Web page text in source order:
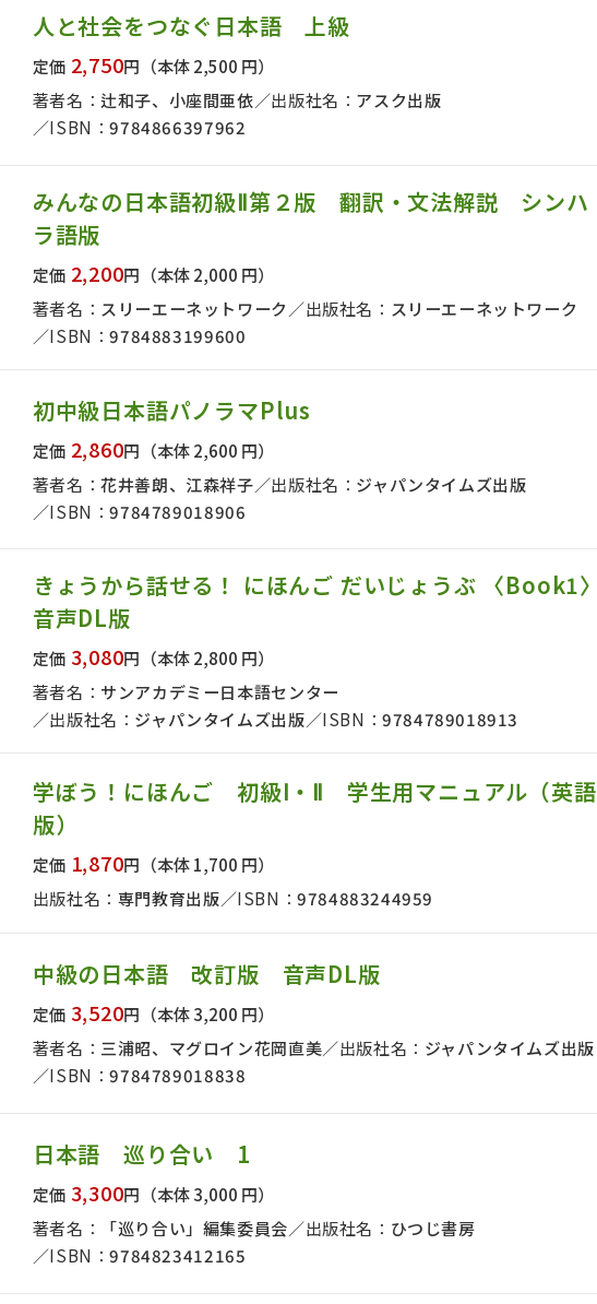
出版社名で絞り込む
人と社会をつなぐ日本語 上級
定価 2,750円 （本体 2,500 円）
著者名：辻和子、小座間亜依 出版社名： アスク出版
ISBN：9784866397962
みんなの日本語初級Ⅱ第２版 翻訳・文法解説 シンハ
ラ語版
定価 2,200円 （本体 2,000 円）
著者名： スリーエーネットワーク 出版社名： スリーエーネットワーク
ISBN：9784883199600
初中級日本語パノラマPlus
定価 2,860円 （本体 2,600 円）
著者名：花井善朗、江森祥子 出版社名： ジャパンタイムズ出版
ISBN：9784789018906
きょうから話せる！ にほんご だいじょうぶ 〈Book1〉
音声DL版
定価 3,080円 （本体 2,800 円）
著者名： サンアカデミー日本語センター
出版社名： ジャパンタイムズ出版 ISBN：9784789018913
学ぼう！にほんご 初級Ⅰ・Ⅱ 学生用マニュアル（英語
版）
定価 1,870円 （本体 1,700 円）
出版社名： 専門教育出版 ISBN：9784883244959
中級の日本語 改訂版 音声DL版
定価 3,520円 （本体 3,200 円）
著者名： 三浦昭、マグロイン花岡直美 出版社名： ジャパンタイムズ出版
ISBN：9784789018838
日本語 巡り合い 1
定価 3,300円 （本体 3,000 円）
著者名：
「巡り合い」編集委員会 出版社名： ひつじ書房
ISBN：9784823412165